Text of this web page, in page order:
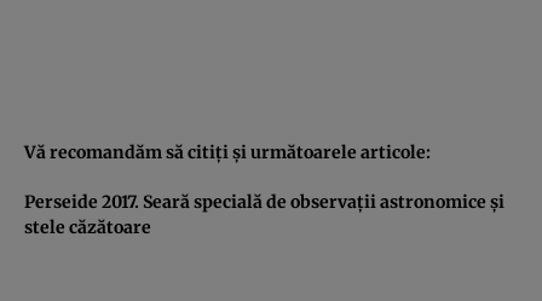
Vă recomandăm să citiţi şi următoarele articole:
Perseide 2017. Seară specială de observaţii astronomice şi
stele căzătoare